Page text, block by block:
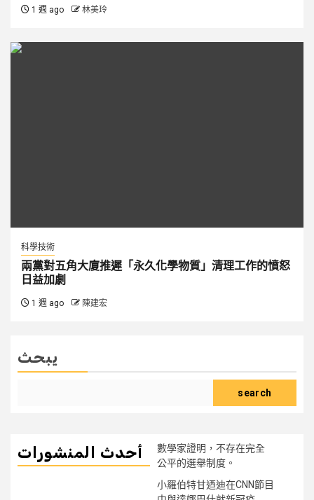
1 週 ago 林美玲
科學技術
兩黨對五角大廈推遲「永久化學物質」清理工作的憤怒
日益加劇
1 週 ago 陳建宏
يبحث
search
أحدث المنشورات
數學家證明，不存在完全
公平的選舉制度。
小羅伯特甘迺迪在CNN節目